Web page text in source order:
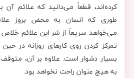
کرده‌اند، قطعاً می‌دانید که علائم آن
طوری که انسان به محض بروز
می‌خواهد سریعاً از شر این علائم
تمرکز کردن روی کارهای روزانه در
بسیار دشوار است. علاوه بر آن،
به هیچ عنوان راحت نخواهد بود.